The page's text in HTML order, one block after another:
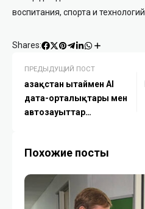
воспитания, спорта и технологий.
Shares:
ПРЕДЫДУЩИЙ ПОСТ
Қазақстан Қытаймен AI
дата-орталықтары мен
автозауыттар
Похожие посты